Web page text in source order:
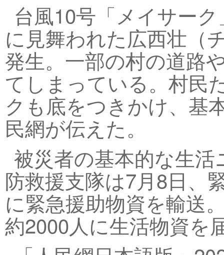
台風10号「メイサー
に見舞われた広西壮（
発生。一部の村の道路
てしまっている。村民
クも底をつきかけ、基
民網が伝えた。
被災者の基本的な生
防救援支隊は7月8日、
に緊急援助物資を輸送
約2000人に生活物資を